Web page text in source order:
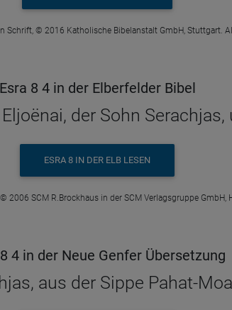
Schrift, © 2016 Katholische Bibelanstalt GmbH, Stuttgart.
Esra 8 4 in der Elberfelder Bibel
der Sohn
ESRA 8 IN DER ELB LESEN
2006 SCM R.Brockhaus in der SCM Verlagsgruppe GmbH,
4 in der Neue Genfer Übersetzung
aus der Sippe Pahat-